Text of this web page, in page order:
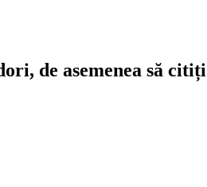
de asemenea să citiți